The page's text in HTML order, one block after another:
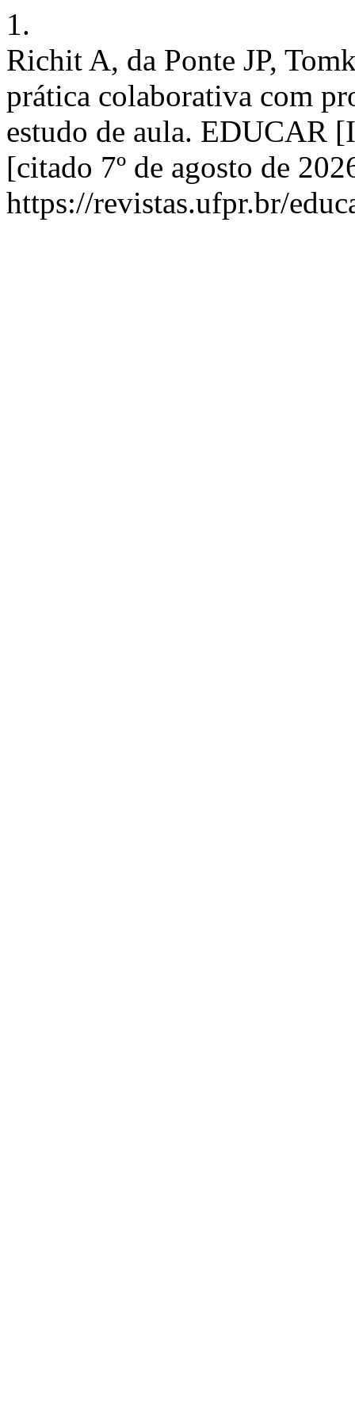
1.
Richit A, da Ponte JP,
prática colaborativa com
estudo de aula. EDUCAR
[citado 7º de agosto de
https://revistas.ufpr.br/